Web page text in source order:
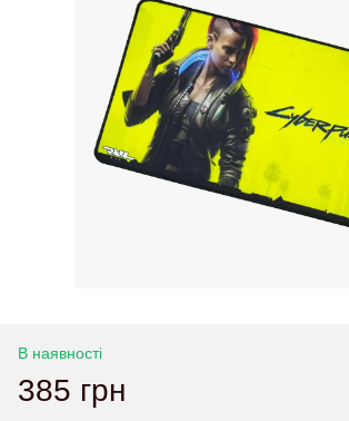
В наявності
385 грн